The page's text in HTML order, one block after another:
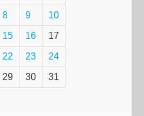
8 9 10
15 16 17
22 23 24
29 30 31